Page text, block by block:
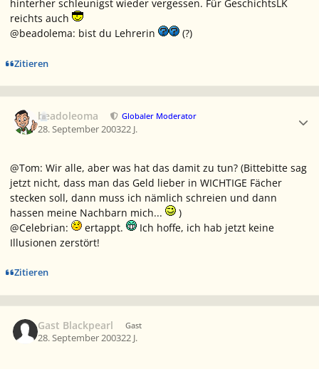
hinterher schleunigst wieder vergessen. Für GeschichtsLK
reichts auch
@beadolema: bist du Lehrerin
(?)
Zitieren
beadoleoma Globaler Moderator
28. September 200322 J.
@Tom: Wir alle, aber was hat das damit zu tun? (Bittebitte sag
jetzt nicht, dass man das Geld lieber in WICHTIGE Fächer
stecken soll, dann muss ich nämlich schreien und dann
hassen meine Nachbarn mich...
)
@Celebrian:
ertappt.
Ich hoffe, ich hab jetzt keine
Illusionen zerstört!
Zitieren
Gast Blackpearl Gast
28. September 200322 J.